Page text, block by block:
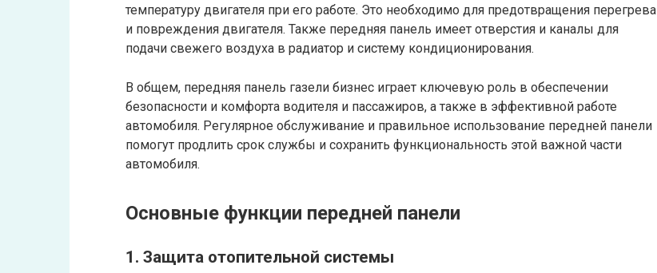
температуру двигателя при его работе. Это необходимо для предотвращения перегрева
и повреждения двигателя. Также передняя панель имеет отверстия и каналы для
подачи свежего воздуха в радиатор и систему кондиционирования.
В общем, передняя панель газели бизнес играет ключевую роль в обеспечении
безопасности и комфорта водителя и пассажиров, а также в эффективной работе
автомобиля. Регулярное обслуживание и правильное использование передней панели
помогут продлить срок службы и сохранить функциональность этой важной части
автомобиля.
Основные функции передней панели
1. Защита отопительной системы